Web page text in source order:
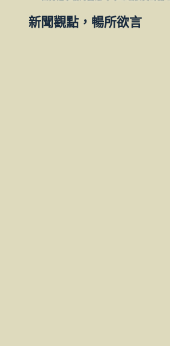
新聞觀點，暢所欲言